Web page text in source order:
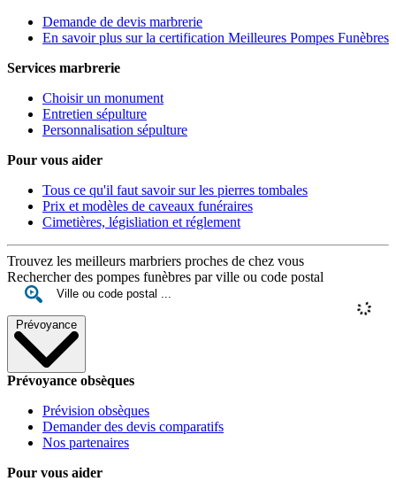
Demande de devis marbrerie
En savoir plus sur la certification Meilleures Pompes Funèbres
Services marbrerie
Choisir un monument
Entretien sépulture
Personnalisation sépulture
Pour vous aider
Tous ce qu'il faut savoir sur les pierres tombales
Prix et modèles de caveaux funéraires
Cimetières, législiation et réglement
Trouvez les meilleurs marbriers proches de chez vous
Rechercher des pompes funèbres par ville ou code postal
Prévoyance
Prévoyance obsèques
Prévision obsèques
Demander des devis comparatifs
Nos partenaires
Pour vous aider